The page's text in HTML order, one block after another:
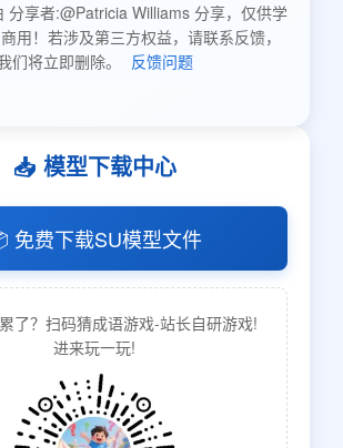
分享者:@Patricia Williams 分享，仅供学
用！若涉及第三方权益，请联系反馈，
们将立即删除。
反馈问题
📥 模型下载中心
免费下载SU模型文件
了？扫码猜成语游戏-站长自研游戏!
进来玩一玩!